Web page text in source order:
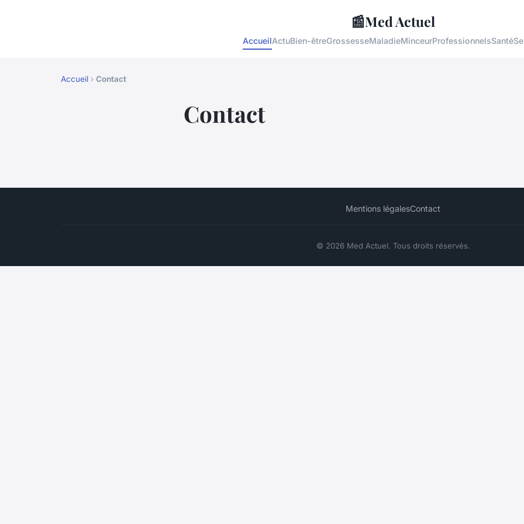
📰Med Actuel
AccueilActuBien-êtreGrossesseMaladieMinceurProfessionnelsSanté
Accueil › Contact
Contact
Mentions légalesContact
© 2026 Med Actuel. Tous droits réservés.